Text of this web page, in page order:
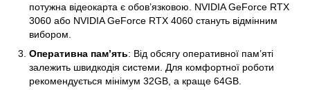
потужна відеокарта є обов’язковою. NVIDIA GeForce RTX
3060 або NVIDIA GeForce RTX 4060 стануть відмінним
вибором.
Оперативна пам’ять: Від обсягу оперативної пам’яті
залежить швидкодія системи. Для комфортної роботи
рекомендується мінімум 32GB, а краще 64GB.